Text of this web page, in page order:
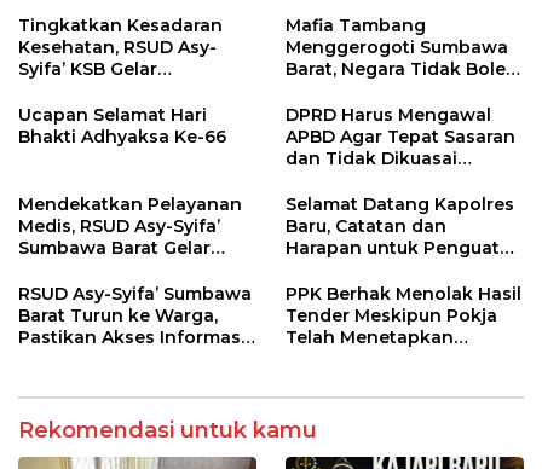
Regulasi
Tingkatkan Kesadaran
Kesehatan, RSUD Asy-
Syifa’ KSB Gelar
Melitus pada Lansia
Mafia Tambang
Menggerogoti Sumbawa
Barat, Negara Tidak Boleh
hingga WNA
Ucapan Selamat Hari
Bhakti Adhyaksa Ke-66
DPRD Harus Mengawal
APBD Agar Tepat Sasaran
dan Tidak Dikuasai
Tertentu
Mendekatkan Pelayanan
Medis, RSUD Asy-Syifa’
Sumbawa Barat Gelar
Kesehatan di Taliwang
Selamat Datang Kapolres
Baru, Catatan dan
Harapan untuk Penguatan
RSUD Asy-Syifa’ Sumbawa
Barat Turun ke Warga,
Pastikan Akses Informasi
PPK Berhak Menolak Hasil
Tender Meskipun Pokja
Telah Menetapkan
Rekomendasi untuk kamu